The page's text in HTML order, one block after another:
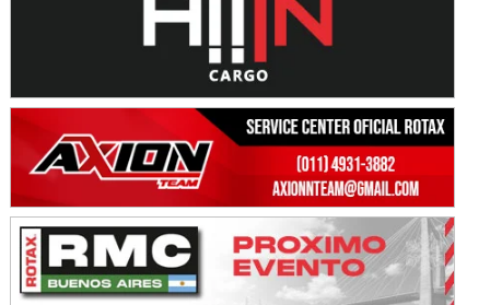
Ciudad de Avellaneda (Asfalto)
TUCUMANO - F5
Juan Navarro (Asfalto)
El Timbó (Tucumán)